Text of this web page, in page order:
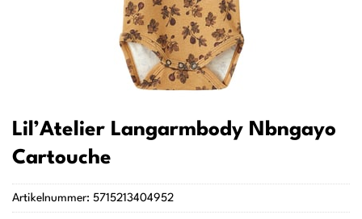
Lil’Atelier Langarmbody Nbngayo
Cartouche
Artikelnummer: 5715213404952